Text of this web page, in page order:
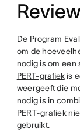
De Program
om de
nodig is om een
PERT-grafiekis
weergeeft die
nodig is in
PERT-grafiek
gebruikt.